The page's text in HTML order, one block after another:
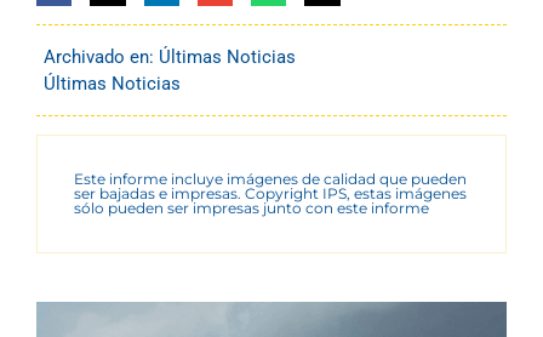
Archivado en: Últimas Noticias
Últimas Noticias
Este informe incluye imágenes de calidad que pueden
ser bajadas e impresas. Copyright IPS, estas imágenes
sólo pueden ser impresas junto con este informe